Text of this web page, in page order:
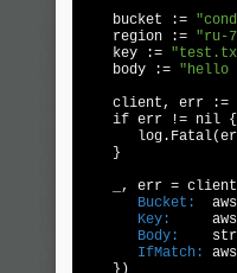
    bucket :=
    region :=
"ru-
    key :=
    body :=
"hello
client, err
    if err !=
nil
    }
_, err =
       Bucket:
       Key:
       Body:
       IfMatch:
    })